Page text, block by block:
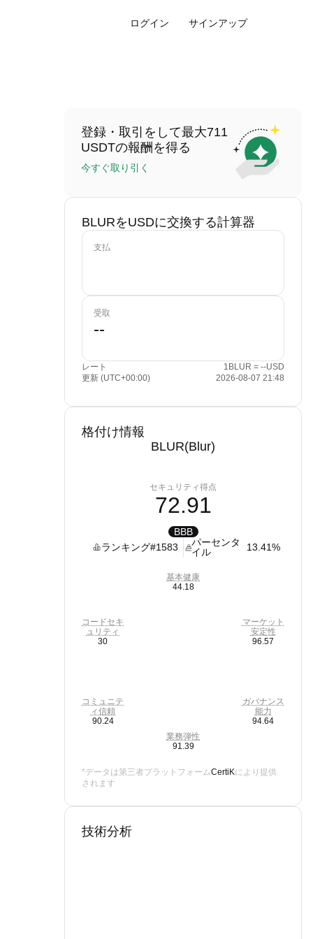
ログイン サインアップ
登録・取引をして最大711
USDTの報酬を得る
今すぐ取り引く
BLURをUSDに交換する計算器
支払
受取
レート
1BLUR = --USD
更新 (UTC+00:00)
2026-08-07 21:48
格付け情報
BLUR(Blur)
セキュリティ得点
72.91
BBB
ランキング#1583
パーセンタ
イル
13.41%
基本健康
44.18
コードセキ
ュリティ
30
コミュニテ
ィ信頼
90.24
業務弾性
91.39
ガバナンス
能力
94.64
マーケット
安定性
96.57
*データは第三者プラットフォームCertiKにより提供
されます
技術分析